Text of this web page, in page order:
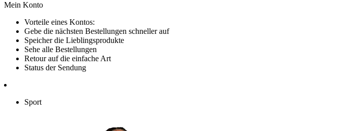
Mein Konto
Vorteile eines Kontos:
Gebe die nächsten Bestellungen schneller auf
Speicher die Lieblingsprodukte
Sehe alle Bestellungen
Retour auf die einfache Art
Status der Sendung
Sport